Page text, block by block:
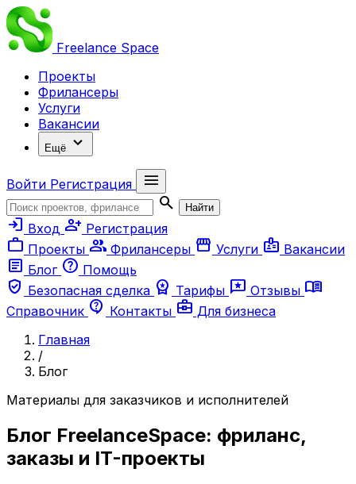
Freelance Space
Проекты
Фрилансеры
Услуги
Вакансии
Ещё expand_more
Войти Регистрация
menu
search
Найти
login Вход person_add Регистрация
work Проекты group Фрилансеры storefront Услуги badge Вакансии
article Блог help Помощь
verified_user Безопасная сделка workspace_premium Тарифы reviews Отзывы menu_book
Справочник contact_support Контакты business_center Для бизнеса
Главная
/
Блог
Материалы для заказчиков и исполнителей
Блог FreelanceSpace: фриланс,
заказы и IT-проекты